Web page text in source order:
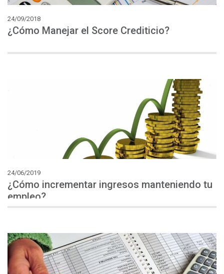
24/09/2018
¿Cómo Manejar el Score Crediticio?
24/06/2019
¿Cómo incrementar ingresos manteniendo tu
empleo?